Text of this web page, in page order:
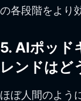
の各段階をより
5. AIポッド
レンドはど
ほぼ人間のよう